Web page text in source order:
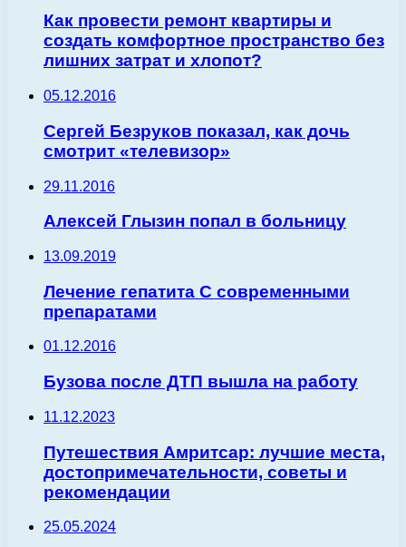
Как провести ремонт квартиры и
создать комфортное пространство без
лишних затрат и хлопот?
05.12.2016
Сергей Безруков показал, как дочь
смотрит «телевизор»
29.11.2016
Алексей Глызин попал в больницу
13.09.2019
Лечение гепатита С современными
препаратами
01.12.2016
Бузова после ДТП вышла на работу
11.12.2023
Путешествия Амритсар: лучшие места,
достопримечательности, советы и
рекомендации
25.05.2024